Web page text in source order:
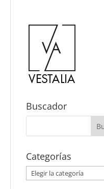
Buscador
Categorías
Categorías